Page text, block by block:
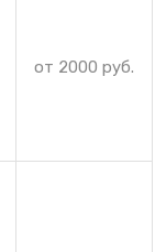
от 2000 руб.